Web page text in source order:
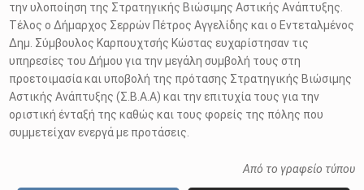
την υλοποίηση της Στρατηγικής Βιώσιμης Αστικής Ανάπτυξης.
Τέλος ο Δήμαρχος Σερρών Πέτρος Αγγελίδης και ο Εντεταλμένος
Δημ. Σύμβουλος Καρπουχτσής Κώστας ευχαρίστησαν τις
υπηρεσίες του Δήμου για την μεγάλη συμβολή τους στη
προετοιμασία και υποβολή της πρότασης Στρατηγικής Βιώσιμης
Αστικής Ανάπτυξης (Σ.Β.Α.Α) και την επιτυχία τους για την
οριστική ένταξή της καθώς και τους φορείς της πόλης που
συμμετείχαν ενεργά με προτάσεις.
Από το γραφείο τύπου